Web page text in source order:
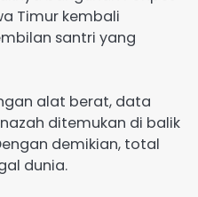
Timur kembali
santri yang
alat berat, data
ditemukan di balik
demikian, total
dunia.